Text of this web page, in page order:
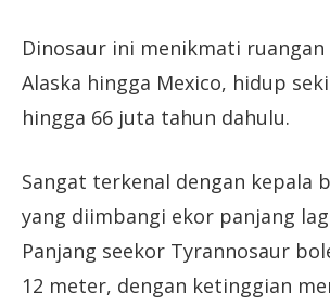
Dinosaur ini menikmati ruangan
Alaska hingga Mexico, hidup
hingga 66 juta tahun dahulu.
Sangat terkenal dengan kepala
yang diimbangi ekor panjang
Panjang seekor Tyrannosaur
12 meter, dengan ketinggian